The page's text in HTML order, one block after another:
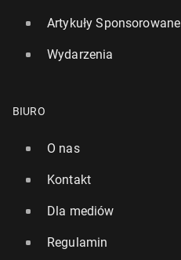
Artykuły Sponsorowane
Wydarzenia
BIURO
O nas
Kontakt
Dla mediów
Regulamin